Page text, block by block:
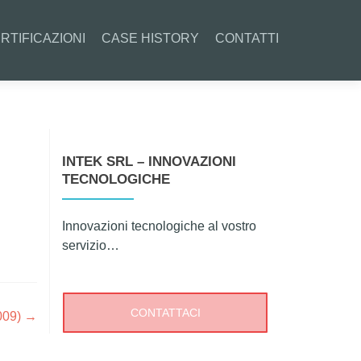
CASE HISTORY CONTATTI
→
INTEK SRL – INNOVAZIONI
TECNOLOGICHE
Innovazioni tecnologiche al vostro
servizio…
CONTATTACI